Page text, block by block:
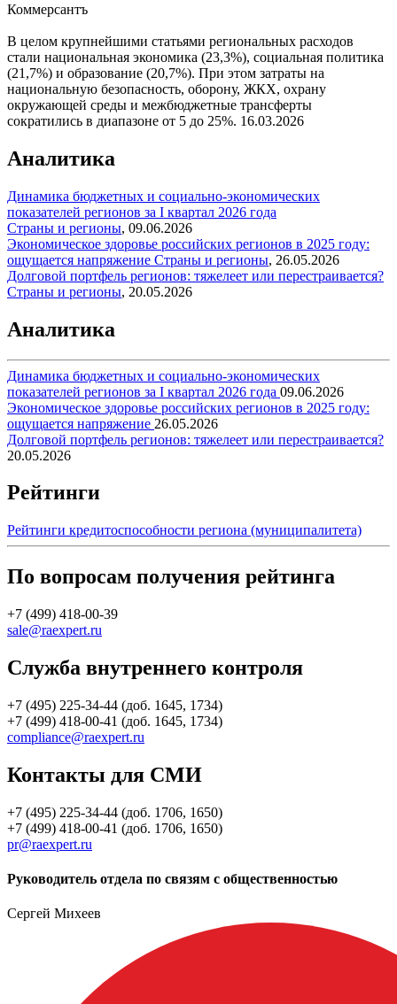
Коммерсантъ
В целом крупнейшими статьями региональных расходов
стали национальная экономика (23,3%), социальная политика
(21,7%) и образование (20,7%). При этом затраты на
национальную безопасность, оборону, ЖКХ, охрану
окружающей среды и межбюджетные трансферты
сократились в диапазоне от 5 до 25%. 16.03.2026
Аналитика
Динамика бюджетных и социально-экономических
показателей регионов за I квартал 2026 года
Страны и регионы, 09.06.2026
Экономическое здоровье российских регионов в 2025 году:
ощущается напряжение Страны и регионы, 26.05.2026
Долговой портфель регионов: тяжелеет или перестраивается?
Страны и регионы, 20.05.2026
Аналитика
Динамика бюджетных и социально-экономических
показателей регионов за I квартал 2026 года 09.06.2026
Экономическое здоровье российских регионов в 2025 году:
ощущается напряжение 26.05.2026
Долговой портфель регионов: тяжелеет или перестраивается?
20.05.2026
Рейтинги
Рейтинги кредитоспособности региона (муниципалитета)
По вопросам получения рейтинга
+7 (499) 418-00-39
sale@raexpert.ru
Служба внутреннего контроля
+7 (495) 225-34-44 (доб. 1645, 1734)
+7 (499) 418-00-41 (доб. 1645, 1734)
compliance@raexpert.ru
Контакты для СМИ
+7 (495) 225-34-44 (доб. 1706, 1650)
+7 (499) 418-00-41 (доб. 1706, 1650)
pr@raexpert.ru
Руководитель отдела по связям с общественностью
Сергей Михеев